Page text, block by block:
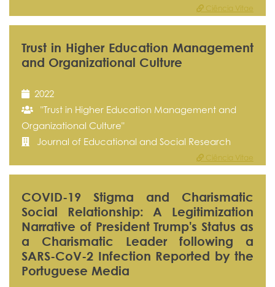
Ciência Vitae
Trust in Higher Education Management
and Organizational Culture
2022
"Trust in Higher Education Management and
Organizational Culture"
Journal of Educational and Social Research
Ciência Vitae
COVID-19 Stigma and Charismatic
Social Relationship: A Legitimization
Narrative of President Trump's Status as
a Charismatic Leader following a
SARS-CoV-2 Infection Reported by the
Portuguese Media